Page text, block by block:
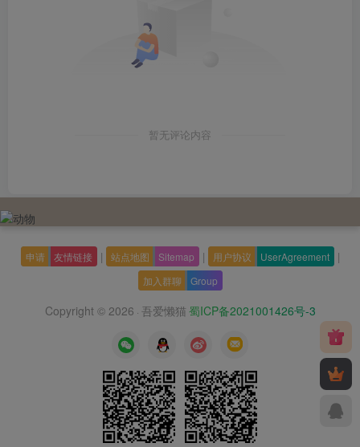
暂无评论内容
申请 友情链接 | 站点地图 Sitemap | 用户协议 UserAgreement |
加入群聊 Group
Copyright © 2026 · 吾爱懒猫 蜀ICP备2021001426号-3